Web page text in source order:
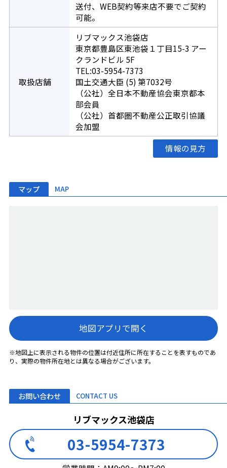
送付、WEB契約等来店不要でご契約
可能。
取扱店舗
リブマックス池袋店
東京都豊島区東池袋１丁目15-3 アー
クランドビル 5F
TEL:03-5954-7373
国土交通大臣 (5) 第7032号
（公社）全日本不動産協会東京都本
部会員
（公社）首都圏不動産公正取引協議
会加盟
情報の見方
マップ MAP
地図アプリで開く
※地図上に表示される物件の位置は付近住所に所在することを表すものであ
り、実際の物件所在地とは異なる場合がございます。
お問い合わせ CONTACT US
リブマックス池袋店
03-5954-7373